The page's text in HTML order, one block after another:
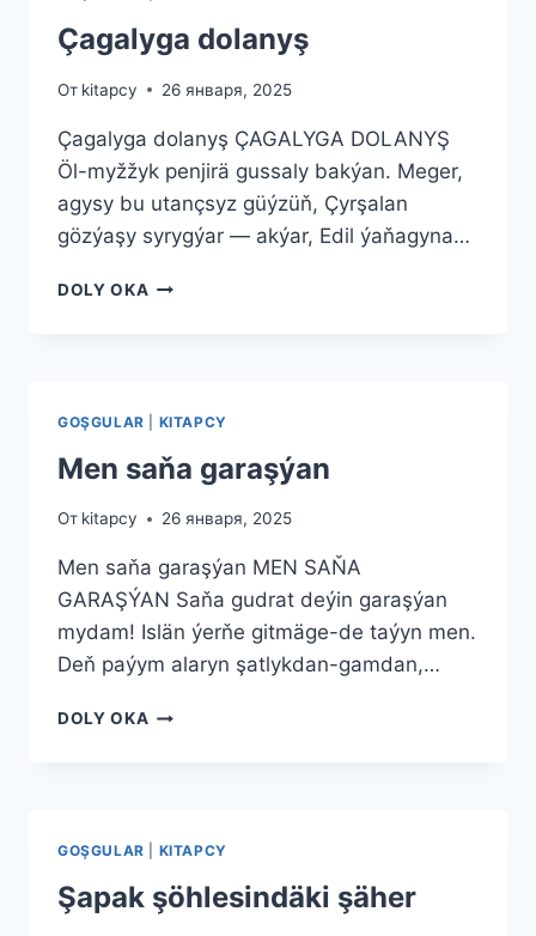
Çagalyga dolanyş
От kitapcy 26 января, 2025
Çagalyga dolanyş ÇAGALYGA DOLANYŞ
Öl-myžžyk penjirä gussaly bakýan. Meger,
agysy bu utançsyz güýzüň, Çyrşalan
gözýaşy syrygýar — akýar, Edil ýaňagyna…
DOLY OKA ÇAGALYGA
GOŞGULAR KITAPCY
Men saňa garaşýan
От kitapcy 26 января, 2025
Men saňa garaşýan MEN SAŇA
GARAŞÝAN Saňa gudrat deýin garaşýan
mydam! Islän ýerňe gitmäge-de taýyn men.
Deň paýym alaryn şatlykdan-gamdan,…
DOLY OKA MEN
GOŞGULAR KITAPCY
Şapak şöhlesindäki şäher